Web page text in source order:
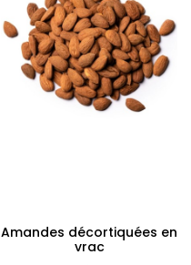
Amandes décortiquées en
vrac